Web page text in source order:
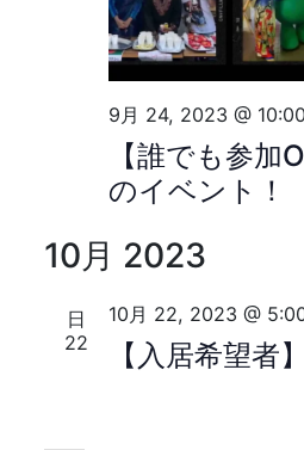
【誰でも参加
のイベント！
9月 24, 2023 @
10月 2023
日
22
【入居希望者
10月 22, 2023 @